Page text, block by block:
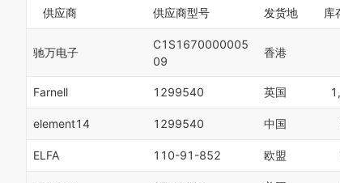
供应商 供应商型号 发货地 库
驰万电子
C1S1670000005
09
香港
Farnell 1299540 英国
element14 1299540 中国
ELFA 110-91-852 欧盟